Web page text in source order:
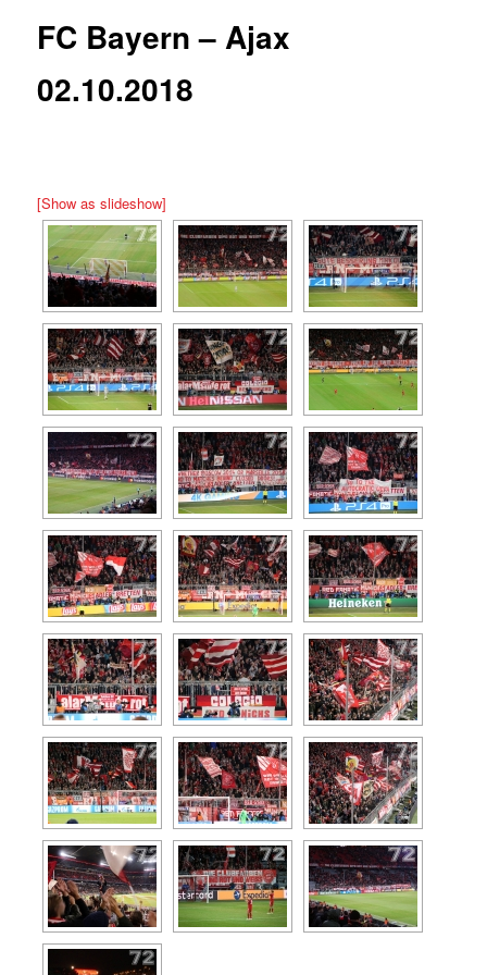
FC Bayern – Ajax
02.10.2018
[Show as slideshow]